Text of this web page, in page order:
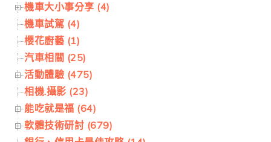
機車大小事分享 (4)
機車試駕 (4)
櫻花廚藝 (1)
汽車相關 (25)
活動體驗 (475)
相機.攝影 (23)
能吃就是福 (64)
軟體技術研討 (679)